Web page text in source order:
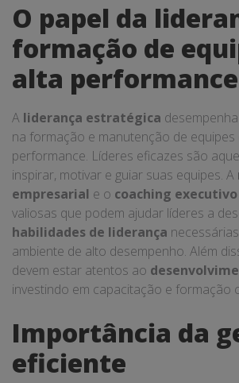
O papel da
formação de
alta performance
A liderança estratégica
na formação e manutenção de equipes
performance. Líderes eficazes são
inspirar, motivar e guiar suas equipes. A
empresarial e o coaching executivo
valiosas que podem ajudar líderes a
habilidades de liderança
ambiente de alto desempenho. Além
devem estar atentos ao
investindo em capacitação e formação
Importância da
eficiente